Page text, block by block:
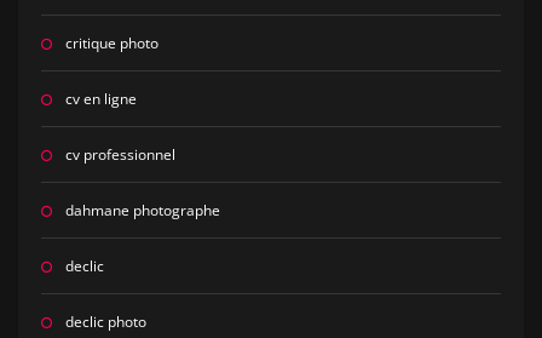
critique photo
cv en ligne
cv professionnel
dahmane photographe
declic
declic photo